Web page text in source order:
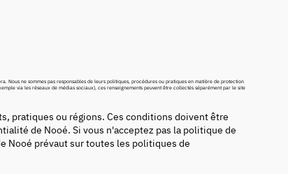
Nous ne sommes pas responsables de leurs politiques, procédures ou pratiques en matière de protection
via les réseaux de médias sociaux), ces renseignements peuvent être collectés séparément par le site
pratiques ou régions. Ces conditions doivent être
de Nooé. Si vous n'acceptez pas la politique de
Nooé prévaut sur toutes les politiques de